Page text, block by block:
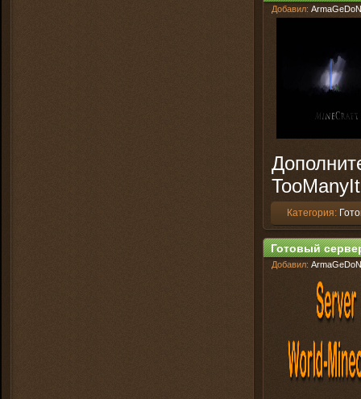
Добавил: ArmaGeDoN
Категория:
Готовый
Добавил: ArmaGeDoN